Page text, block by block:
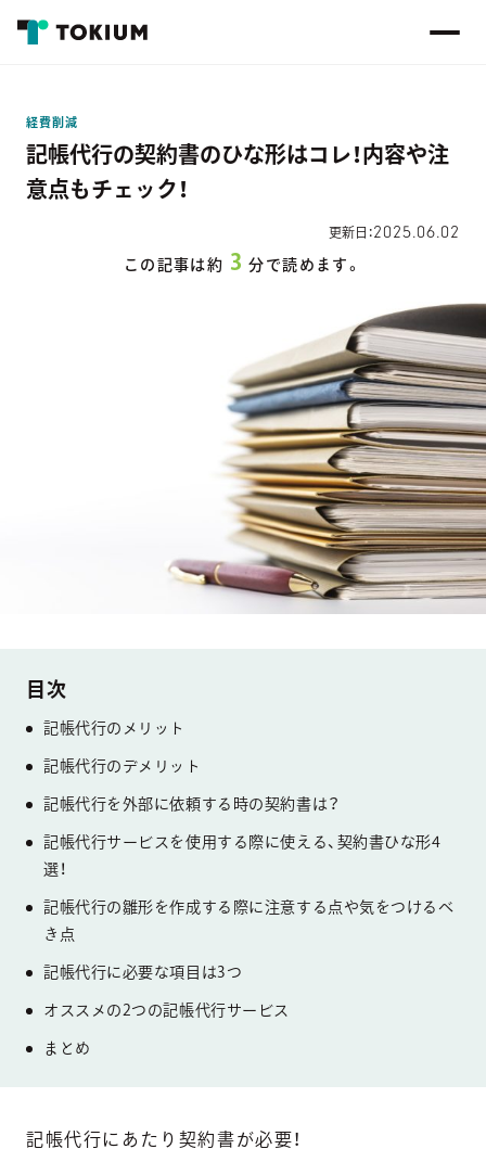
経費削減
記帳代行の契約書のひな形はコレ！内容や注
意点もチェック！
更新日：2025.06.02
この記事は約 3分で読めます。
記帳代行のメリット
記帳代行のデメリット
記帳代行を外部に依頼する時の契約書は？
記帳代行サービスを使用する際に使える、契約書ひな形4
選！
記帳代行の雛形を作成する際に注意する点や気をつけるべ
き点
記帳代行に必要な項目は3つ
オススメの2つの記帳代行サービス
まとめ
記帳代行にあたり契約書が必要！